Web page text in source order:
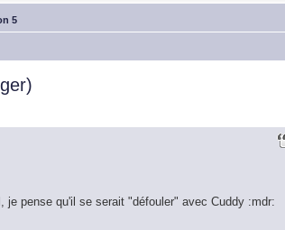
5
je pense qu'il se serait "défouler" avec Cuddy :mdr: